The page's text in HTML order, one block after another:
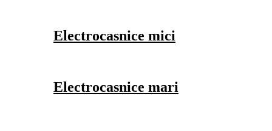
Electrocasnice mici
Electrocasnice mari